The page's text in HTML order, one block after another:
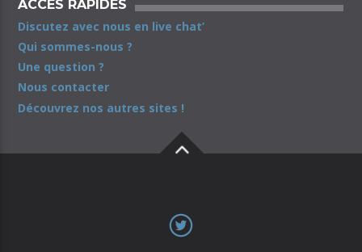
ACCÈS RAPIDES
Discutez avec nous en live chat’
Qui sommes-nous ?
Une question ?
Nous contacter
Découvrez nos autres sites !